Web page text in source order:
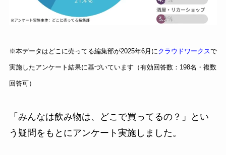
※本データはどこに売ってる編集部が2025年6月にクラウドワークスで
実施したアンケート結果に基づいています（有効回答数：198名・複数
回答可）
「みんなは飲み物は、どこで買ってるの？」とい
う疑問をもとにアンケート実施しました。